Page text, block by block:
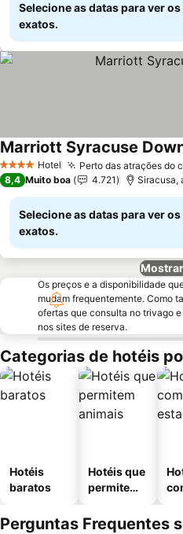
Selecione as datas para ver
exatos.
4 EstrelasHotel Perto das atrações do
Marriott Syracuse
8,4 Muito boa 4.721 Siracusa,
Selecione as datas para ver
exatos.
Os preços e a disponibilidade
mudam frequentemente. Como
ofertas que consulta no trivago
nos sites de reserva.
Categorias de hotéis
Hotéis
baratos
Hotéis que
permitem
Perguntas Frequentes